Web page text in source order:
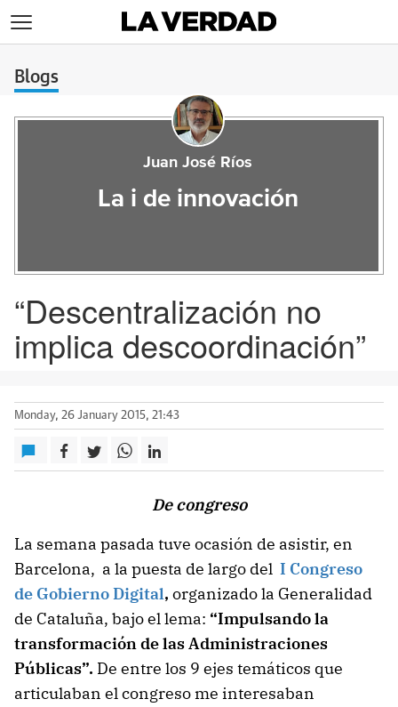
Blogs
Juan José Ríos
La i de innovación
“Descentralización no
implica descoordinación”
Monday, 26 January 2015, 21:43
De congreso
La semana pasada tuve ocasión de asistir, en
Barcelona, a la puesta de largo del I Congreso
de Gobierno Digital, organizado la Generalidad
de Cataluña, bajo el lema: “Impulsando la
transformación de las Administraciones
Públicas”. De entre los 9 ejes temáticos que
articulaban el congreso me interesaban